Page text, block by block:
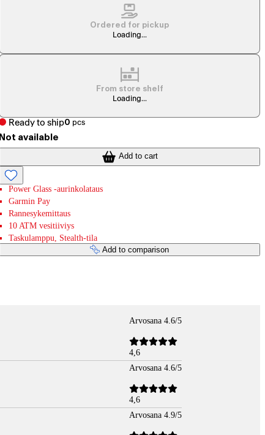
Ordered for pickup
Loading...
From store shelf
Loading...
Ready to ship0 pcs
Not available
Add to cart
Power Glass -aurinkolataus
Garmin Pay
Rannesykemittaus
10 ATM vesitiiviys
Taskulamppu, Stealth-tila
Add to comparison
Arvosana 4.6/5
4,6
Arvosana 4.6/5
4,6
Arvosana 4.9/5